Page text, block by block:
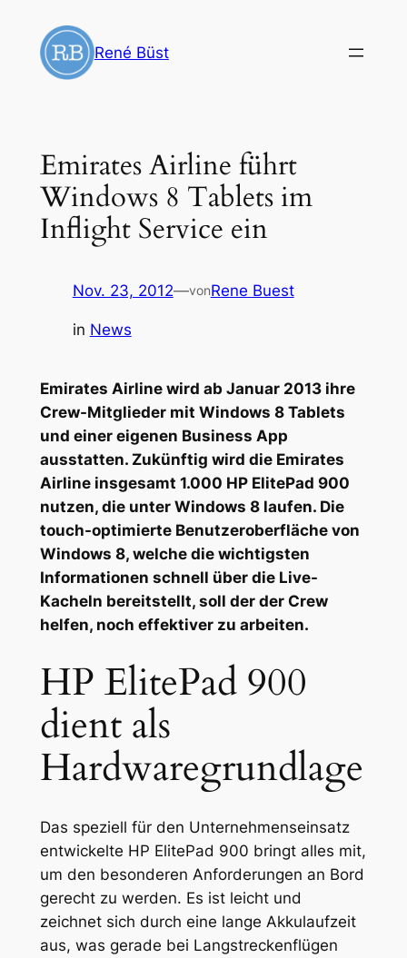
Inhalt
springen
René Büst
Emirates Airline führt
Windows 8 Tablets im
Inflight Service ein
Nov. 23, 2012—vonRene Buest
in News
Emirates Airline wird ab Januar 2013 ihre
Crew-Mitglieder mit Windows 8 Tablets
und einer eigenen Business App
ausstatten. Zukünftig wird die Emirates
Airline insgesamt 1.000 HP ElitePad 900
nutzen, die unter Windows 8 laufen. Die
touch-optimierte Benutzeroberfläche von
Windows 8, welche die wichtigsten
Informationen schnell über die Live-
Kacheln bereitstellt, soll der der Crew
helfen, noch effektiver zu arbeiten.
HP ElitePad 900
dient als
Hardwaregrundlage
Das speziell für den Unternehmenseinsatz
entwickelte HP ElitePad 900 bringt alles mit,
um den besonderen Anforderungen an Bord
gerecht zu werden. Es ist leicht und
zeichnet sich durch eine lange Akkulaufzeit
aus, was gerade bei Langstreckenflügen